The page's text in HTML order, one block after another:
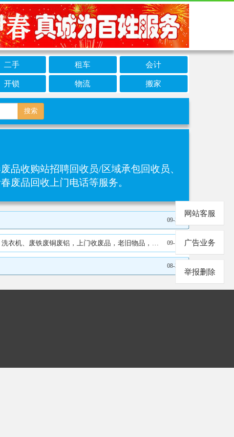
二手 租车 会计
开锁 物流 搬家
搜索
品收购站招聘回收员/区域承包回收员、
废品回收上门电话等服务。
09-27
上门收废品，老旧物品，冰箱、电视、洗衣机、废铁废铜废铝、书纸、报纸、纸壳子、旧手机、旧电瓶、旧电脑冰箱、电视、洗衣机、废铁废铜废铝，上门收废品，老旧物品，冰箱、电视、洗衣机、废铁废铜废铝、书纸、报纸、纸壳子、旧手机、旧电瓶、旧电脑冰箱、电视、洗衣机、废铁废铜废铝 09-19
08-29
网站客服
广告业务
举报删除